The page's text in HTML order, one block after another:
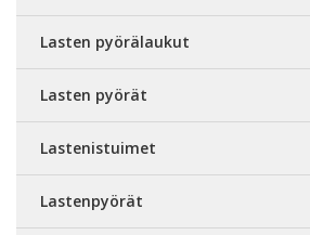
Lasten pyörälaukut
Lasten pyörät
Lastenistuimet
Lastenpyörät